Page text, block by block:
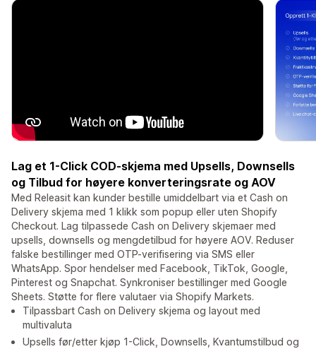
Lag et 1-Click COD-skjema med Upsells, Downsells
og Tilbud for høyere konverteringsrate og AOV
Med Releasit kan kunder bestille umiddelbart via et Cash on
Delivery skjema med 1 klikk som popup eller uten Shopify
Checkout. Lag tilpassede Cash on Delivery skjemaer med
upsells, downsells og mengdetilbud for høyere AOV. Reduser
falske bestillinger med OTP-verifisering via SMS eller
WhatsApp. Spor hendelser med Facebook, TikTok, Google,
Pinterest og Snapchat. Synkroniser bestillinger med Google
Sheets. Støtte for flere valutaer via Shopify Markets.
Tilpassbart Cash on Delivery skjema og layout med
multivaluta
Upsells før/etter kjøp 1-Click, Downsells, Kvantumstilbud og